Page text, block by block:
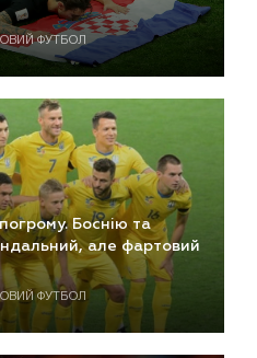
ФУТБОЛ
Боснію та
але фартовий
ФУТБОЛ